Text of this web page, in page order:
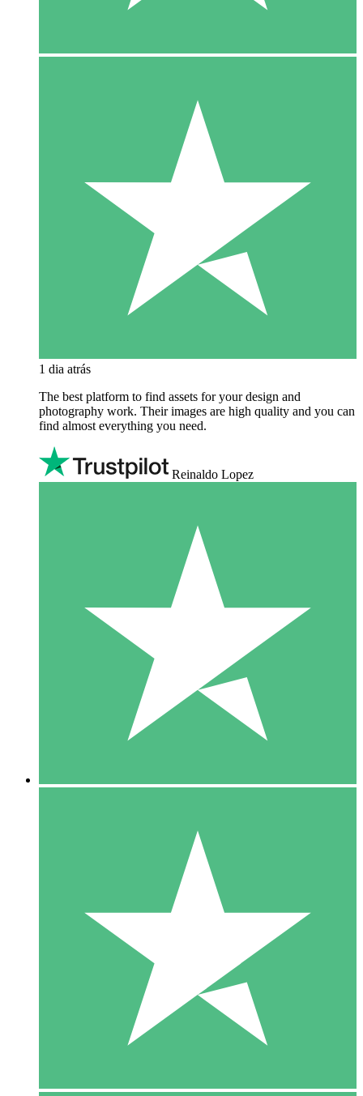
1 dia atrás
The best platform to find assets for your design and
photography work. Their images are high quality and you can
find almost everything you need.
Reinaldo Lopez